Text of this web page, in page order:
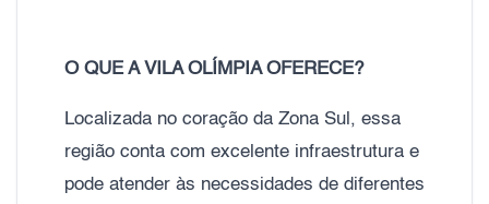
O QUE A VILA OLÍMPIA OFERECE?
Localizada no coração da Zona Sul, essa
região conta com excelente infraestrutura e
pode atender às necessidades de diferentes